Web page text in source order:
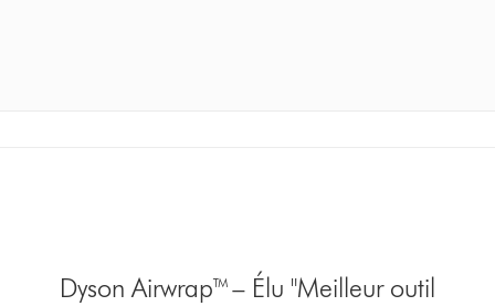
Dyson Airwrap™ – Élu "Meilleur outil